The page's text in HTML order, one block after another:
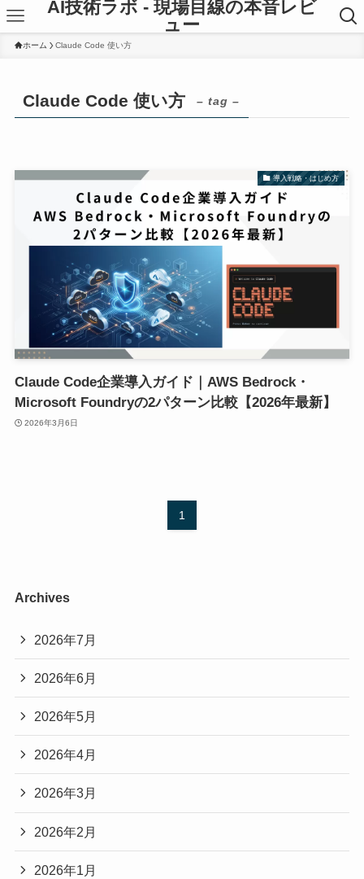
AI技術ラボ - 現場目線の本音レビ
ュー
ホーム Claude Code 使い方
Claude Code 使い方 – tag –
導入戦略・はじめ方
Claude Code企業導入ガイド｜AWS Bedrock・
Microsoft Foundryの2パターン比較【2026年最新】
2026年3月6日
1
Archives
2026年7月
2026年6月
2026年5月
2026年4月
2026年3月
2026年2月
2026年1月